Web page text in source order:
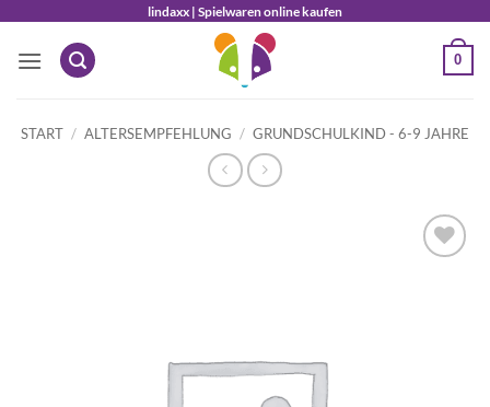
springen
lindaxx | Spielwaren online kaufen
0
START / ALTERSEMPFEHLUNG / GRUNDSCHULKIND - 6-9 JAHRE